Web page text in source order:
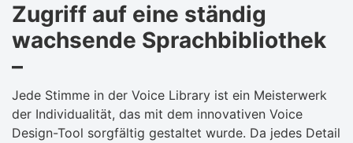
Zugriff auf eine ständig
wachsende Sprachbibliothek
–
Jede Stimme in der Voice Library ist ein Meisterwerk
der Individualität, das mit dem innovativen Voice
Design-Tool sorgfältig gestaltet wurde. Da jedes Detail